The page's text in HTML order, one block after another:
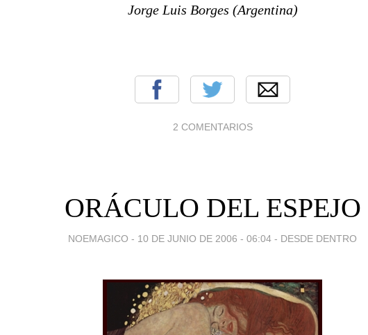
Jorge Luis Borges (Argentina)
2 COMENTARIOS
ORÁCULO DEL ESPEJO
NOEMAGICO - 10 DE JUNIO DE 2006 - 06:04 - DESDE DENTRO